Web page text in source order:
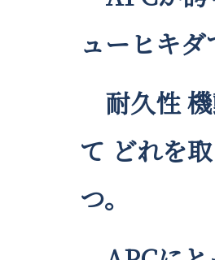
ューヒキ
耐久性
て どれを
つ。